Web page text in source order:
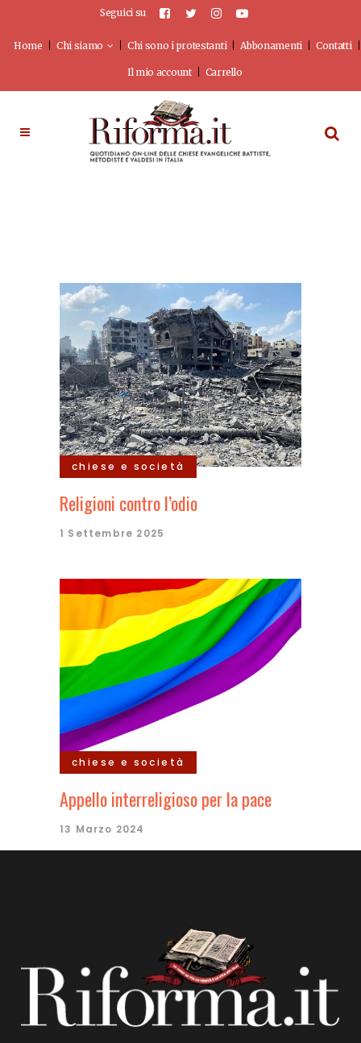
Seguici su
Home Chi siamo Chi sono i protestanti Abbonamenti Contatti
Il mio account Carrello
chiese e società
Religioni contro l’odio
1 Settembre 2025
chiese e società
Appello interreligioso per la pace
13 Marzo 2024